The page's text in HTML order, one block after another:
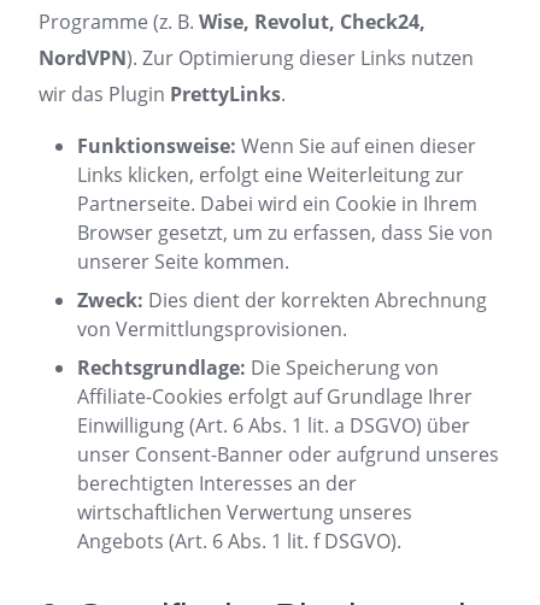
Programme (z. B. Wise, Revolut, Check24,
NordVPN). Zur Optimierung dieser Links nutzen
wir das Plugin PrettyLinks.
Funktionsweise: Wenn Sie auf einen dieser
Links klicken, erfolgt eine Weiterleitung zur
Partnerseite. Dabei wird ein Cookie in Ihrem
Browser gesetzt, um zu erfassen, dass Sie von
unserer Seite kommen.
Zweck: Dies dient der korrekten Abrechnung
von Vermittlungsprovisionen.
Rechtsgrundlage: Die Speicherung von
Affiliate-Cookies erfolgt auf Grundlage Ihrer
Einwilligung (Art. 6 Abs. 1 lit. a DSGVO) über
unser Consent-Banner oder aufgrund unseres
berechtigten Interesses an der
wirtschaftlichen Verwertung unseres
Angebots (Art. 6 Abs. 1 lit. f DSGVO).